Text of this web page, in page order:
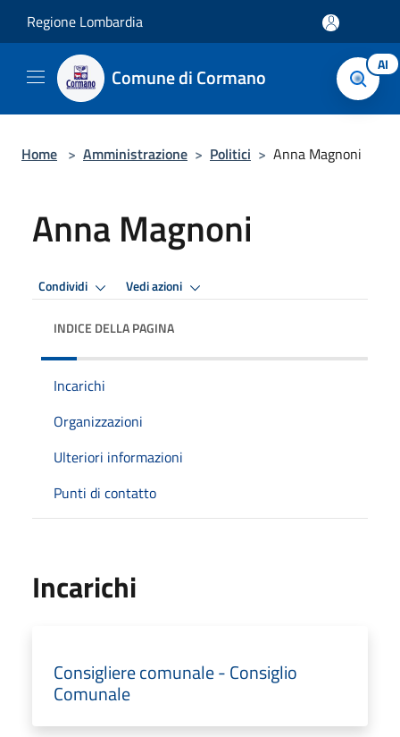
Regione Lombardia
Comune di Cormano AI
Home > Amministrazione > Politici > Anna Magnoni
Anna Magnoni
Condividi Vedi azioni
INDICE DELLA PAGINA
Incarichi
Organizzazioni
Ulteriori informazioni
Punti di contatto
Incarichi
Consigliere comunale - Consiglio
Comunale